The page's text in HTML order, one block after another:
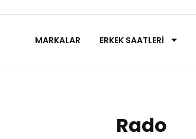
MARKALAR ERKEK SAATLERİ
Rado